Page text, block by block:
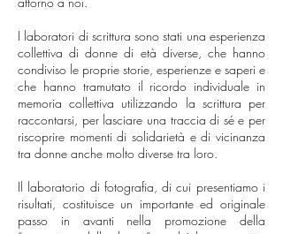
I laboratori di scrittura sono stati una esperienza
collettiva di donne di età diverse, che hanno
condiviso le proprie storie, esperienze e saperi e
che hanno tramutato il ricordo individuale in
memoria collettiva utilizzando la scrittura per
raccontarsi, per lasciare una traccia di sé e per
riscoprire momenti di solidarietà e di vicinanza
tra donne anche molto diverse tra loro.
Il laboratorio di fotografia, di cui presentiamo i
risultati, costituisce un importante ed originale
passo in avanti nella promozione della